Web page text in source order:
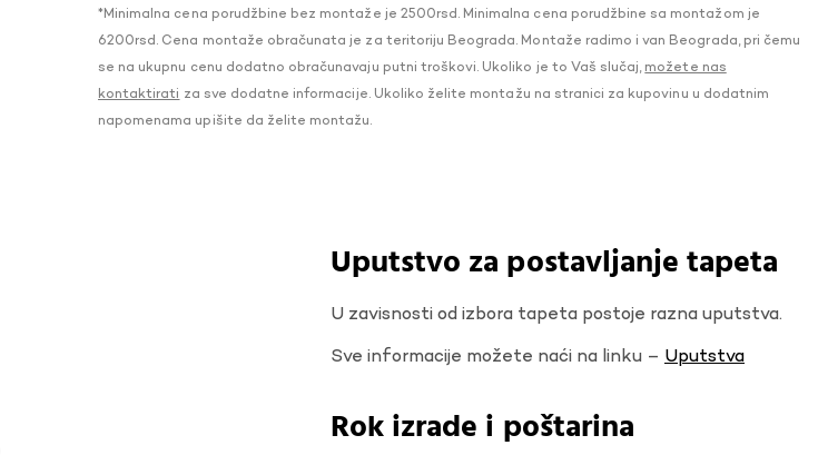
*Minimalna cena porudžbine bez montaže je 2500rsd. Minimalna cena porudžbine sa montažom je
6200rsd. Cena montaže obračunata je za teritoriju Beograda. Montaže radimo i van Beograda, pri čemu
se na ukupnu cenu dodatno obračunavaju putni troškovi. Ukoliko je to Vaš slučaj, možete nas
kontaktirati za sve dodatne informacije. Ukoliko želite montažu na stranici za kupovinu u dodatnim
napomenama upišite da želite montažu.
Uputstvo za postavljanje tapeta
U zavisnosti od izbora tapeta postoje razna uputstva.
Sve informacije možete naći na linku – Uputstva
Rok izrade i poštarina